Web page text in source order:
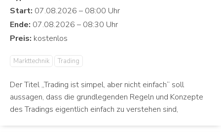
Start:
Ende:
Preis:
Markttechnik Trading
Der Titel „Trading ist simpel, aber nicht einfach“ soll
aussagen, dass die grundlegenden Regeln und Konzepte
des Tradings eigentlich einfach zu verstehen sind,